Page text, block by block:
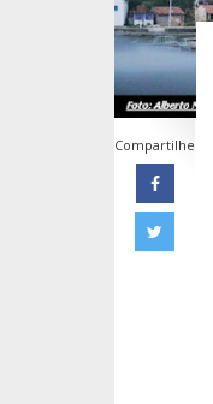
Compartilhe